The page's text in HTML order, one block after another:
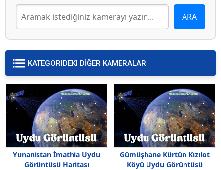
KATEGORIDEKI DİĞER KAMERALAR
Yunanistan İmathia Uydu
Görüntüsü Haritası
Gümüşhane Kürtün Kızılot
Köyü Uydu Görüntüsü